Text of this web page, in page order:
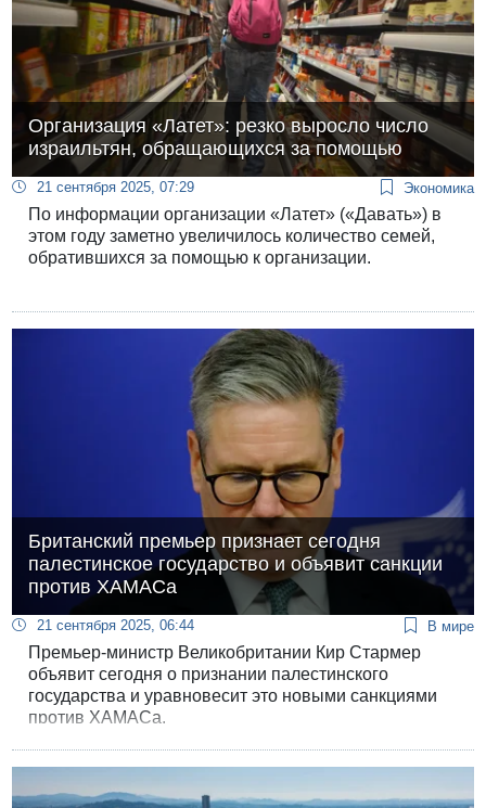
Организация «Латет»: резко выросло число
израильтян, обращающихся за помощью
21 сентября 2025, 07:29 Экономика
По информации организации «Латет» («Давать») в
этом году заметно увеличилось количество семей,
обратившихся за помощью к организации.
Британский премьер признает сегодня
палестинское государство и объявит санкции
против ХАМАСа
21 сентября 2025, 06:44 В мире
Премьер-министр Великобритании Кир Стармер
объявит сегодня о признании палестинского
государства и уравновесит это новыми санкциями
против ХАМАСа.